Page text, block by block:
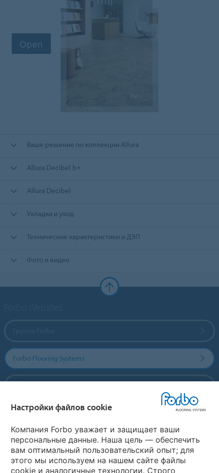
Ваше решение по коллекции Allura
Allura Decibel b+
Allura Decibel
Укладка и уход
Технические характеристики и ДЭП
Фото и видео
Forbo Flooring Systems
Выберите страну
Выберите вашу страну
Настройки файлов cookie
Компания Forbo уважает и защищает ваши
персональные данные. Наша цель — обеспечить
вам оптимальный пользовательский опыт; для
этого мы используем на нашем сайте файлы
cookie и аналогичные технологии. Строго